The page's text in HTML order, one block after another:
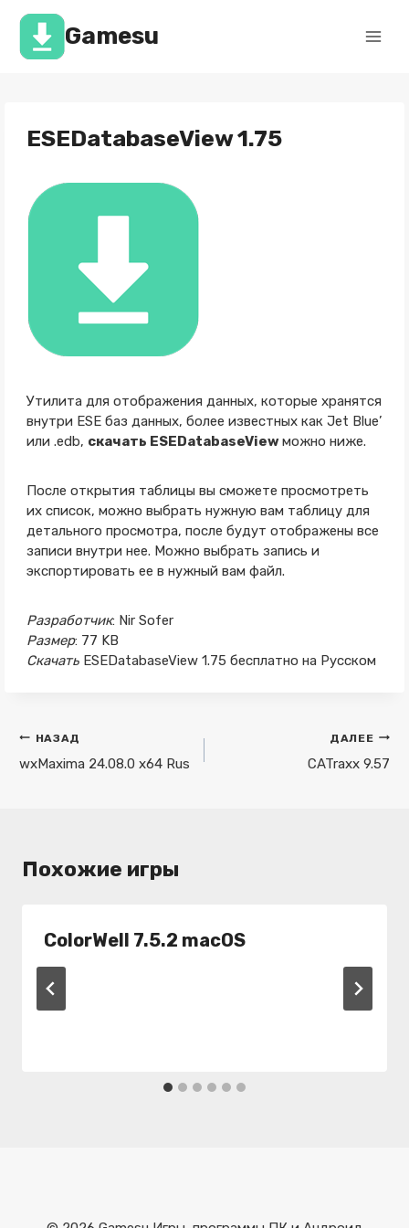
Перейти
содержимомуGamesu
ESEDatabaseView 1.75
Утилита для отображения данных, которые хранятся
внутри ESE баз данных, более известных как Jet Blue’
или .edb, скачать ESEDatabaseView можно ниже.
После открытия таблицы вы сможете просмотреть
их список, можно выбрать нужную вам таблицу для
детального просмотра, после будут отображены все
записи внутри нее. Можно выбрать запись и
экспортировать ее в нужный вам файл.
Разработчик: Nir Sofer
Размер: 77 KB
СкачатьESEDatabaseView 1.75 бесплатно на Русском
Навигация
по
НАЗАД
wxMaxima 24.08.0 x64 Rus
ДАЛЕЕ
CATraxx 9.57
Похожие игры
ColorWell 7.5.2 macOS